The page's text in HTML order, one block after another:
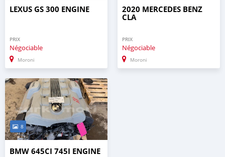
LEXUS GS 300 ENGINE
PRIX
Négociable
Moroni
2020 MERCEDES BENZ
CLA
PRIX
Négociable
Moroni
8
BMW 645CI 745I ENGINE